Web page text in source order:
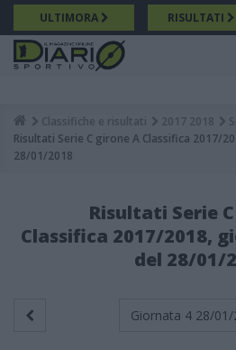
Salta
al
contenuto
principale
ULTIMORA RISULTATI
Breadcrumb
Classifiche e risultati 2017 2018
Risultati Serie C girone A Classifica 2017/
28/01/2018
Risultati Serie
Classifica 2017/2018,
del 28/01/
Giornata 4 28/01/